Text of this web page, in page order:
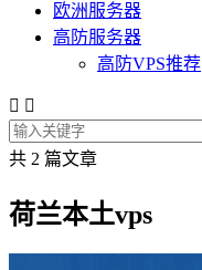
欧洲服务器
高防服务器
高防VPS推荐
 
共 2 篇文章
荷兰本土vps